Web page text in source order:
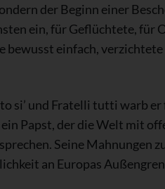
der Beginn einer
ein, für Geflüchtete, für
bewusst einfach,
si’ und Fratelli tutti warb
Papst, der die Welt mit
Seine
an Europas